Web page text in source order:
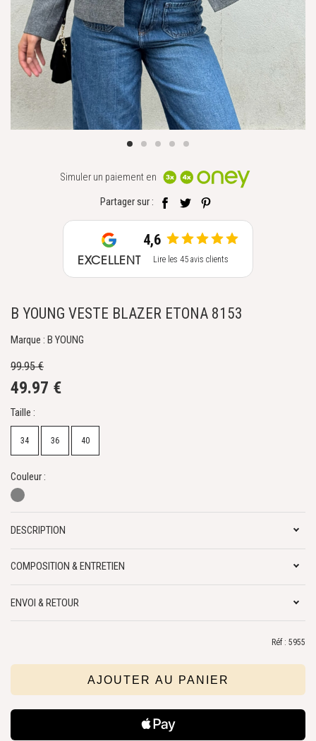
Simuler un paiement en
Partager sur :
EXCELLENT
4,6
Lire les 45 avis clients
B YOUNG VESTE BLAZER ETONA 8153
Marque : B YOUNG
99.95 €
49.97 €
Taille :
34 36 40
Couleur :
DESCRIPTION
COMPOSITION & ENTRETIEN
ENVOI & RETOUR
Réf : 5955